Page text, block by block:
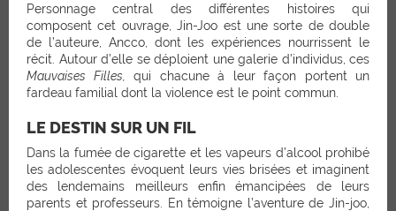
Personnage central des différentes histoires qui
composent cet ouvrage, Jin-Joo est une sorte de double
de l’auteure, Ancco, dont les expériences nourrissent le
récit. Autour d’elle se déploient une galerie d’individus, ces
Mauvaises Filles,
qui chacune à leur façon portent un
fardeau familial dont la violence est le point commun.
LE DESTIN SUR UN FIL
Dans la fumée de cigarette et les vapeurs d’alcool prohibé
les adolescentes évoquent leurs vies brisées et imaginent
des lendemains meilleurs enfin émancipées de leurs
parents et professeurs. En témoigne l’aventure de Jin-joo,